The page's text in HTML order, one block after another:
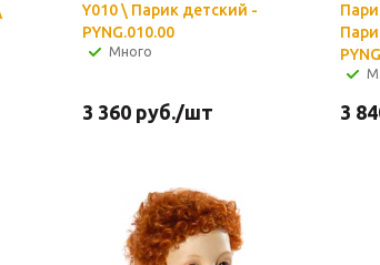
Y010 \ Парик детский -
PYNG.010.00
Много
3 360 руб./шт 3